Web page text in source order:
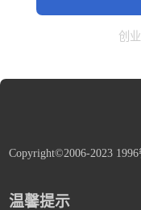
创
Copyright©2006-2023
温馨提示